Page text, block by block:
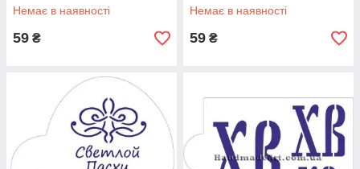
Немає в наявності
59 ₴
Немає в наявності
59 ₴